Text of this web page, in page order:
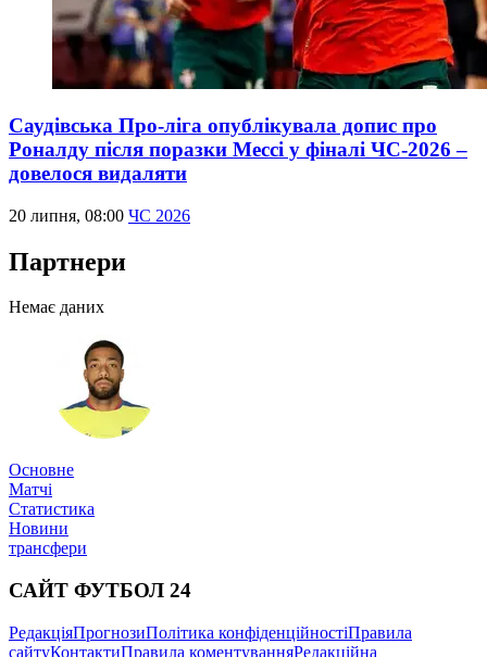
Саудівська Про-ліга опублікувала допис про
Роналду після поразки Мессі у фіналі ЧС-2026 –
довелося видаляти
20 липня, 08:00 ЧС 2026
Партнери
Немає даних
Основне
Матчі
Статистика
Новини
трансфери
САЙТ ФУТБОЛ 24
РедакціяПрогнозиПолітика конфіденційностіПравила
сайтуКонтактиПравила коментуванняРедакційна